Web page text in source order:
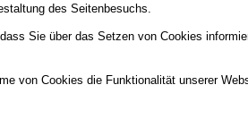
des Seitenbesuchs.
Sie über das Setzen von Cookies
von Cookies die Funktionalität unserer